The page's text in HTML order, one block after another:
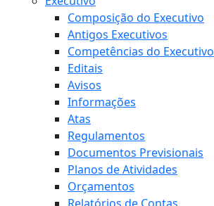
Composição do Executivo
Antigos Executivos
Competências do Executivo
Editais
Avisos
Informações
Atas
Regulamentos
Documentos Previsionais
Planos de Atividades
Orçamentos